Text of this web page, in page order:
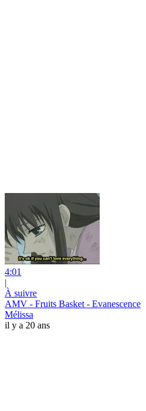
4:01
|
À suivre
AMV - Fruits Basket - Evanescence
Mélissa
il y a 20 ans